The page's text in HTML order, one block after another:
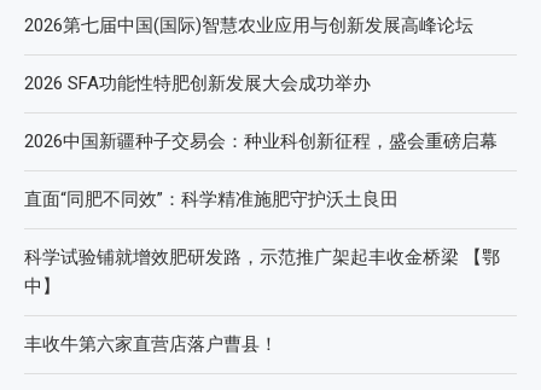
2026第七届中国(国际)智慧农业应用与创新发展高峰论坛
2026 SFA功能性特肥创新发展大会成功举办
2026中国新疆种子交易会：种业科创新征程，盛会重磅启幕
直面“同肥不同效”：科学精准施肥守护沃土良田
科学试验铺就增效肥研发路，示范推广架起丰收金桥梁 【鄂
中】
丰收牛第六家直营店落户曹县！